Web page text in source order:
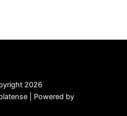
2026
| Powered by